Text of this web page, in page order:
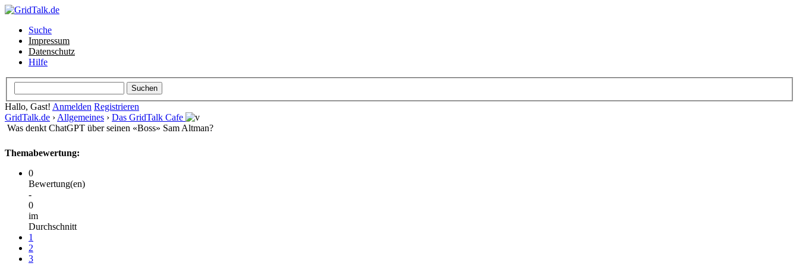
Suche
Impressum
Datenschutz
Hilfe
Hallo, Gast! Anmelden Registrieren
GridTalk.de › Allgemeines › Das GridTalk Cafe
Was denkt ChatGPT über seinen «Boss» Sam Altman?
Themabewertung:
0
Bewertung(en)
-
0
im
Durchschnitt
1
2
3